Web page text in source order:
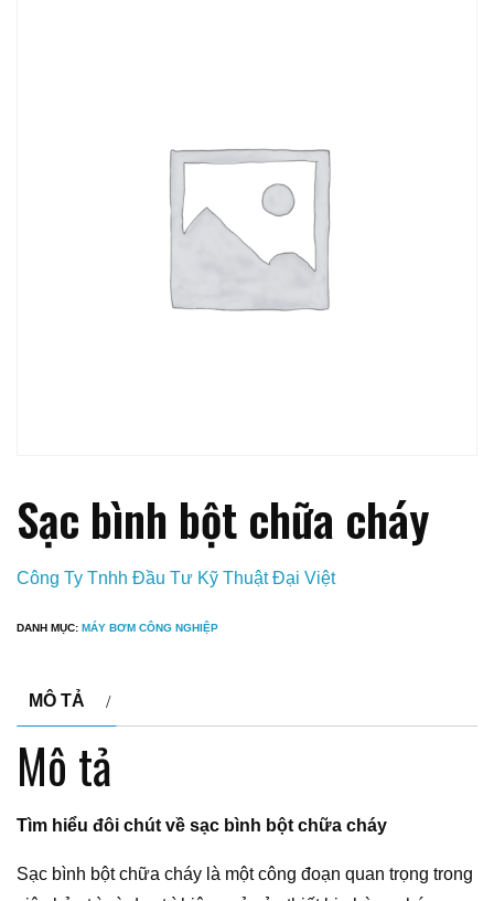
Sạc bình bột chữa cháy
Công Ty Tnhh Đầu Tư Kỹ Thuật Đại Việt
DANH MỤC: MÁY BƠM CÔNG NGHIỆP
MÔ TẢ
Mô tả
Tìm hiểu đôi chút về sạc bình bột chữa cháy
Sạc bình bột chữa cháy là một công đoạn quan trọng trong